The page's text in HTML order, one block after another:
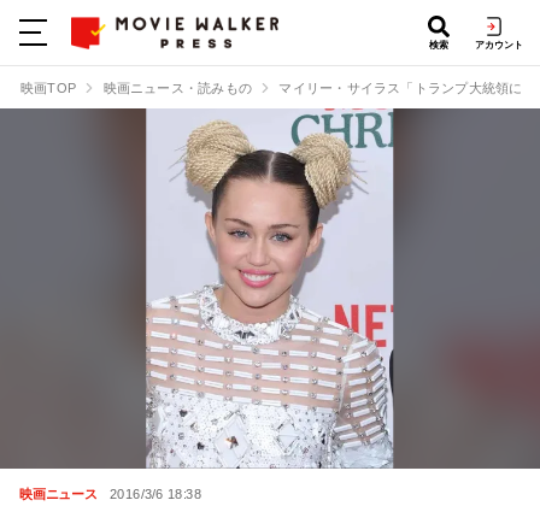
検索 アカウント
映画TOP 映画ニュース・読みもの マイリー・サイラス「トランプ大統領に
映画ニュース 2016/3/6 18:38